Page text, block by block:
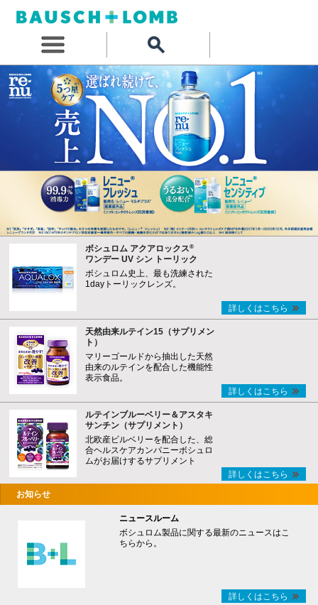
ボシュロム アクアロックス®
ワンデー UV シン トーリック
ボシュロム史上、最も洗練された
1dayトーリックレンズ。
詳しくはこちら
天然由来ルテイン15（サプリメン
ト）
マリーゴールドから抽出した天然
由来のルテインを配合した機能性
表示食品。
詳しくはこちら
ルテインブルーベリー＆アスタキ
サンチン（サプリメント）
北欧産ビルベリーを配合した、総
合ヘルスケアカンパニーボシュロ
ムがお届けするサプリメント
詳しくはこちら
お知らせ
ニュースルーム
ボシュロム製品に関する最新のニュースはこ
ちらから。
詳しくはこちら